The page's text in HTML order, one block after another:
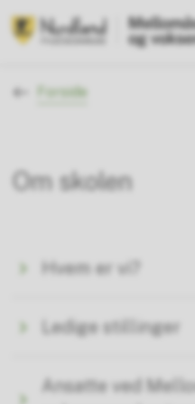
Du er her:
Forside
Om skolen
Hvem er vi?
Ledige stillinger
Ansatte ved